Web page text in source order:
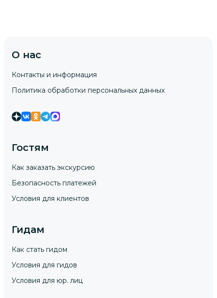
О нас
Контакты и информация
Политика обработки персональных данных
Гостям
Как заказать экскурсию
Безопасность платежей
Условия для клиентов
Гидам
Как стать гидом
Условия для гидов
Условия для юр. лиц